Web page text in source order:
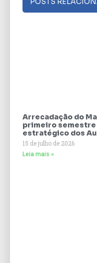
Arrecadação do
primeiro semestre
estratégico dos
15 de julho de 2026
Leia mais »